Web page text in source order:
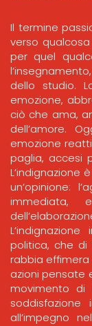
Il termine
verso
per quel
dello studio.
emozione,
ciò che ama,
dell’amore.
emozione
paglia, accesi
L’indignazione
un’opinione:
immediata,
politica, che
rabbia effimera
azioni pensate
movimento di
all’impegno